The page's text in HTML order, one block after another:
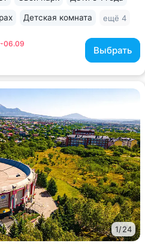
06.09
Выбрать
Детская комната ещё 4
1/24